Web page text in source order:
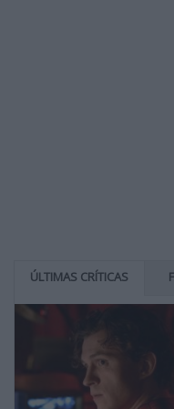
ÚLTIMAS CRÍTICAS